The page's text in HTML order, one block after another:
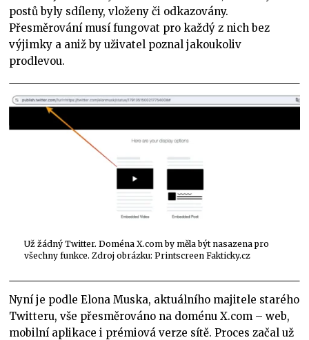
postů byly sdíleny, vloženy či odkazovány.
Přesměrování musí fungovat pro každý z nich bez
výjimky a aniž by uživatel poznal jakoukoliv
prodlevou.
Už žádný Twitter. Doména X.com by měla být nasazena pro
všechny funkce. Zdroj obrázku: Printscreen Fakticky.cz
Nyní je podle Elona Muska, aktuálního majitele starého
Twitteru, vše přesměrováno na doménu X.com – web,
mobilní aplikace i prémiová verze sítě. Proces začal už